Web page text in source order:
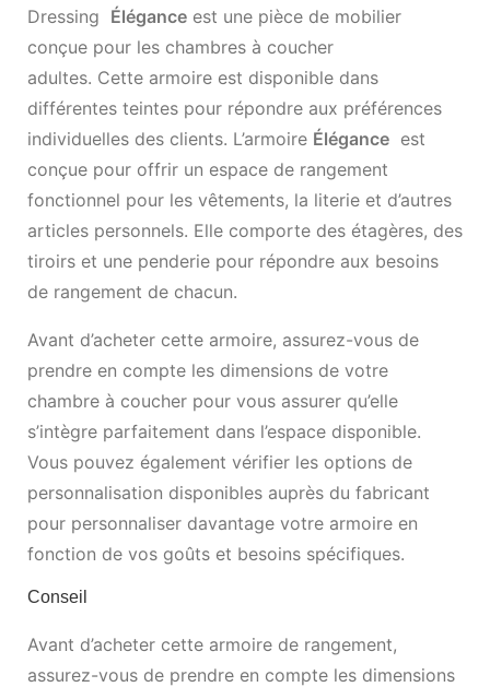
Dressing Élégance est une pièce de mobilier
conçue pour les chambres à coucher
adultes. Cette armoire est disponible dans
différentes teintes pour répondre aux préférences
individuelles des clients. L’armoire Élégance est
conçue pour offrir un espace de rangement
fonctionnel pour les vêtements, la literie et d’autres
articles personnels. Elle comporte des étagères, des
tiroirs et une penderie pour répondre aux besoins
de rangement de chacun.
Avant d’acheter cette armoire, assurez-vous de
prendre en compte les dimensions de votre
chambre à coucher pour vous assurer qu’elle
s’intègre parfaitement dans l’espace disponible.
Vous pouvez également vérifier les options de
personnalisation disponibles auprès du fabricant
pour personnaliser davantage votre armoire en
fonction de vos goûts et besoins spécifiques.
Conseil
Avant d’acheter cette armoire de rangement,
assurez-vous de prendre en compte les dimensions